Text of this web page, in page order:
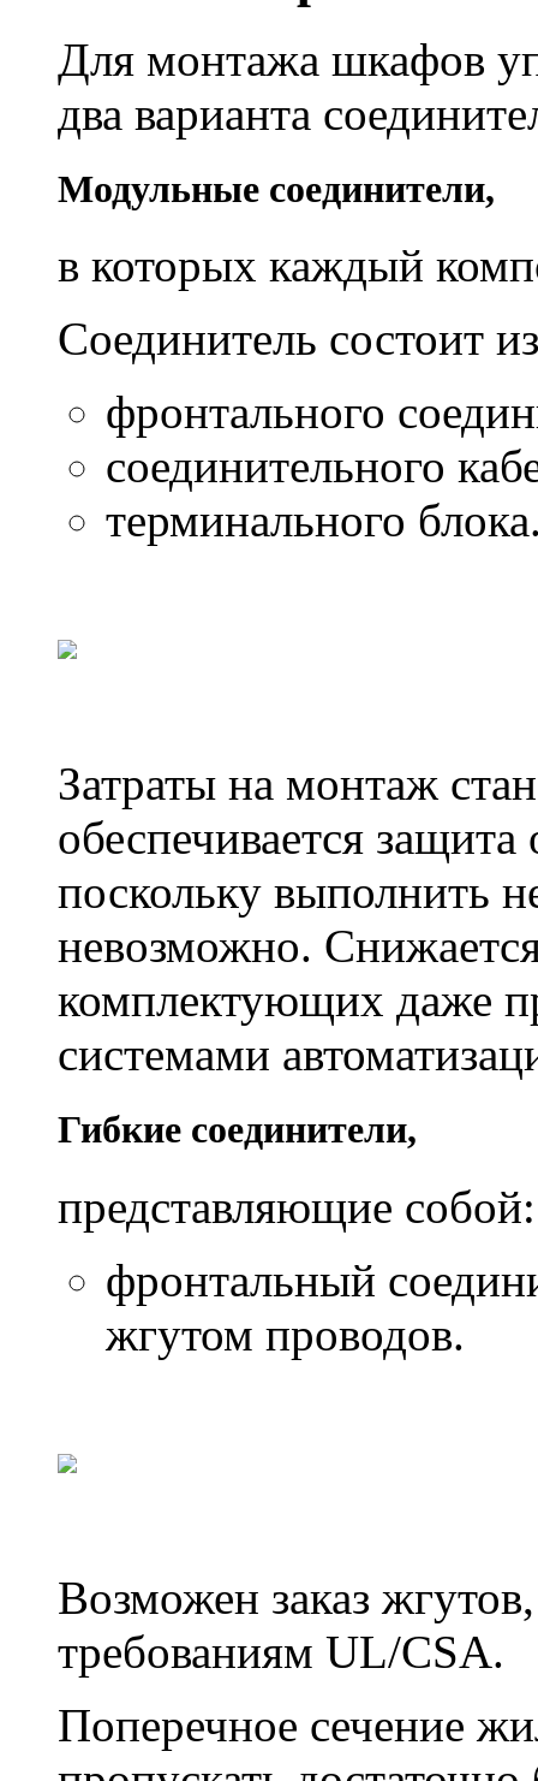
Для монтажа шкафов
два варианта
Модульные соединители,
в которых каждый
Соединитель состоит
фронтального
соединительного
терминального
Затраты на монтаж
обеспечивается
поскольку выполнить
невозможно.
комплектующих даже
системами
Гибкие соединители,
представляющие собой:
фронтальный
жгутом проводов.
Возможен заказ
требованиям UL/CSA.
Поперечное сечение